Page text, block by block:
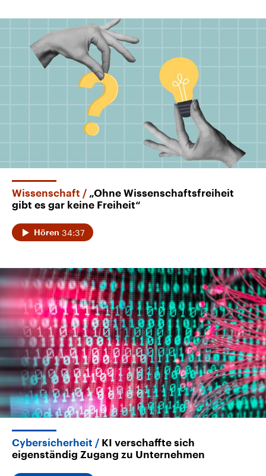
Wissenschaft
„Ohne Wissenschaftsfreiheit
gibt es gar keine Freiheit“
Hören 34:37
Cybersicherheit
KI verschaffte sich
eigenständig Zugang zu Unternehmen